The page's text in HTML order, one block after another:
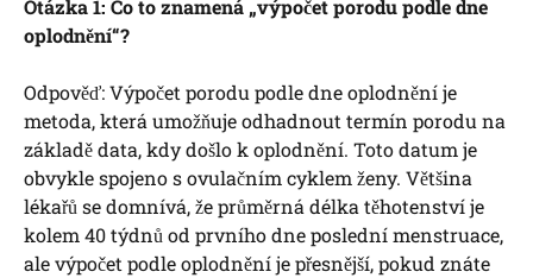
Otázka 1: Co to znamená „výpočet porodu podle dne
oplodnění“?
Odpověď: Výpočet porodu podle dne oplodnění je
metoda, která umožňuje odhadnout termín porodu na
základě data, kdy došlo k oplodnění. Toto datum je
obvykle spojeno s ovulačním cyklem ženy. Většina
lékařů se domnívá, že průměrná délka těhotenství je
kolem 40 týdnů od prvního dne poslední menstruace,
ale výpočet podle oplodnění je přesnější, pokud znáte